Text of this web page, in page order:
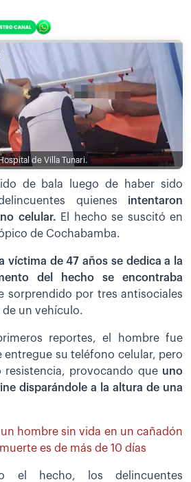
de Villa Tunari.
de bala luego de haber sido
quienes intentaron
celular. El hecho se suscitó en
de Cochabamba.
víctima de 47 años se dedica a la
del hecho se encontraba
sorprendido por tres antisociales
un vehículo.
reportes, el hombre fue
entregue su teléfono celular, pero
resistencia, provocando que uno
disparándole a la altura de una
un hombre sin vida en un cañadón
es de más de 10 días
el hecho, los delincuentes